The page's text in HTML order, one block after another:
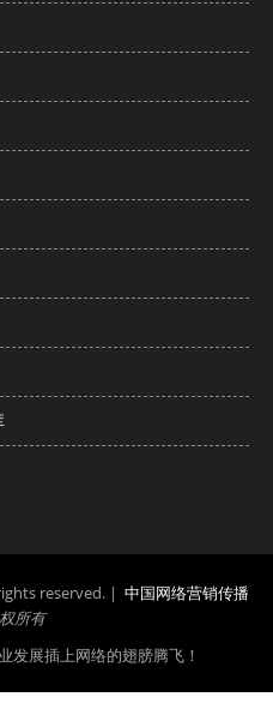
reserved. | 中国网络营销传播
所有
展插上网络的翅膀腾飞！